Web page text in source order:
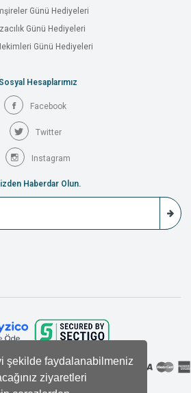
şekilde faydalanabilmeniz
ziyaretleri
Günü Hediyeleri
Günü Hediyeleri
Günü Hediyeleri
Hesaplarımız
Facebook
Twitter
Instagram
Haberdar Olun.